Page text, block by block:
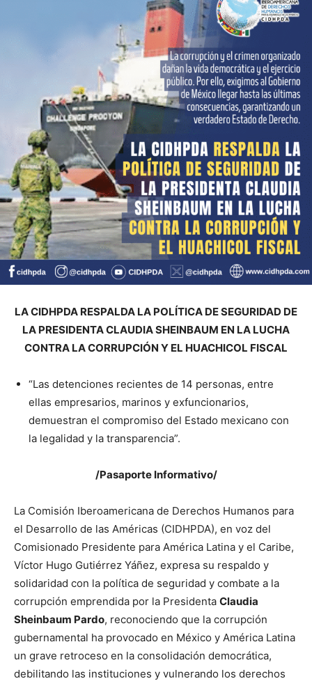
LA CIDHPDA RESPALDA LA POLÍTICA DE SEGURIDAD DE
LA PRESIDENTA CLAUDIA SHEINBAUM EN LA LUCHA
CONTRA LA CORRUPCIÓN Y EL HUACHICOL FISCAL
“Las detenciones recientes de 14 personas, entre
ellas empresarios, marinos y exfuncionarios,
demuestran el compromiso del Estado mexicano con
la legalidad y la transparencia”.
/Pasaporte Informativo/
La Comisión Iberoamericana de Derechos Humanos para
el Desarrollo de las Américas (CIDHPDA), en voz del
Comisionado Presidente para América Latina y el Caribe,
Víctor Hugo Gutiérrez Yáñez, expresa su respaldo y
solidaridad con la política de seguridad y combate a la
corrupción emprendida por la Presidenta Claudia
Sheinbaum Pardo, reconociendo que la corrupción
gubernamental ha provocado en México y América Latina
un grave retroceso en la consolidación democrática,
debilitando las instituciones y vulnerando los derechos